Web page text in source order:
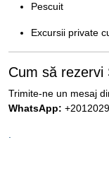
Pescuit
Excursii private
Cum să rezervi
Trimite-ne un mesaj
WhatsApp:
.